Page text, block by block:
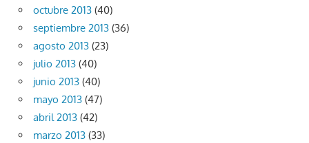
octubre 2013 (40)
septiembre 2013 (36)
agosto 2013 (23)
julio 2013 (40)
junio 2013 (40)
mayo 2013 (47)
abril 2013 (42)
marzo 2013 (33)